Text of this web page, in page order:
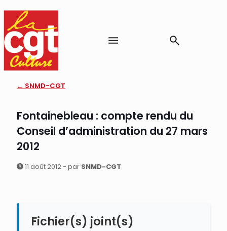
← SNMD-CGT
Fontainebleau : compte rendu du
Conseil d’administration du 27 mars
2012
11 août 2012 - par SNMD-CGT
Fichier(s) joint(s)